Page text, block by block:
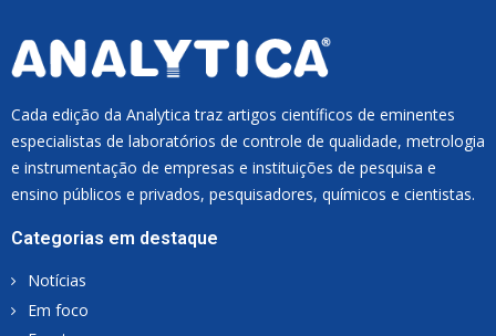
Cada edição da Analytica traz artigos científicos de eminentes
especialistas de laboratórios de controle de qualidade, metrologia
e instrumentação de empresas e instituições de pesquisa e
ensino públicos e privados, pesquisadores, químicos e cientistas.
Categorias em destaque
Notícias
Em foco